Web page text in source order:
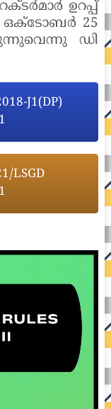
ഉറപ്പ്
ഒക്ടോബർ 25
ഡി
J1(DP)
LSGD